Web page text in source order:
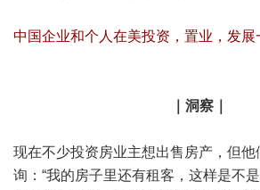
中国企业和个人在美投资，置业，发展
洞察
现在不少投资房业主想出售房产，但他
询：“我的房子里还有租客，这样是不